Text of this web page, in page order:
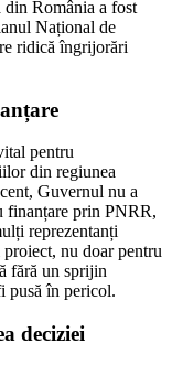
din România a fost
Național de
ridică îngrijorări
pentru
din regiunea
Guvernul nu a
finanțare prin PNRR,
reprezentanți
nu doar pentru
fără un sprijin
pusă în pericol.
deciziei